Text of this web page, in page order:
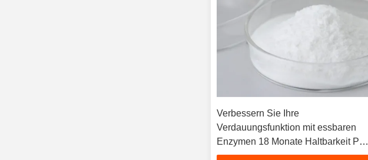
Verbessern Sie Ihre
Verdauungsfunktion mit essbaren
Enzymen 18 Monate Haltbarkeit PH-
Bereich 4,0-6.0